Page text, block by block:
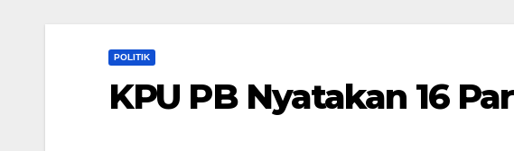
POLITIK
KPU PB Nyatakan 16